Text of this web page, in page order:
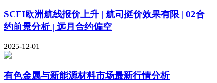
SCFI欧洲航线报价上升 | 航司挺价效果有限 | 02合
约前景分析 | 远月合约偏空
2025-12-01
有色金属与新能源材料市场最新行情分析